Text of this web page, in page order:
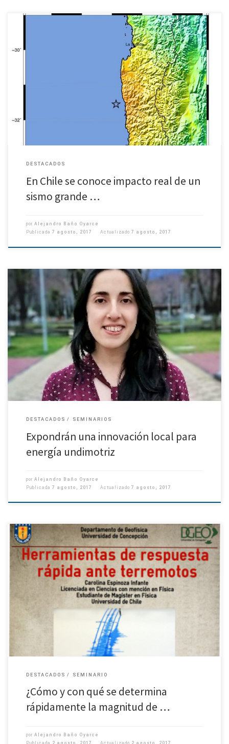
Sistema aplicado por expertos del Centro Sismológico Nacional La
información se entrega al SHOA y a la ONEMI para alertar de maremotos y
DESTACADOS
En Chile se conoce impacto real de un
sismo grande …
por Alejandro Baño Oyarce
Publicada 7 agosto, 2017 Actualizado 7 agosto, 2017
Este viernes 11 de agosto se realizará una charla para dar a conocer una
innovación y emprendimiento local para generar energía undimotriz, es
decir, aprovechando la fuerza generada por […]
DESTACADOS SEMINARIOS
Expondrán una innovación local para
energía undimotriz
por Alejandro Baño Oyarce
Publicada 7 agosto, 2017 Actualizado 7 agosto, 2017
Este jueves 3 de agosto, la física Carolina Espinoza Infante expone acerca
de las «Herramientas de Respuesta Rápida ante Terremotos», en el
Auditorio Alamiro Robledo del Departamento de Geofísica. Desde […]
DESTACADOS SEMINARIO
¿Cómo y con qué se determina
rápidamente la magnitud de …
por Alejandro Baño Oyarce
Publicada 2 agosto, 2017 Actualizado 2 agosto, 2017